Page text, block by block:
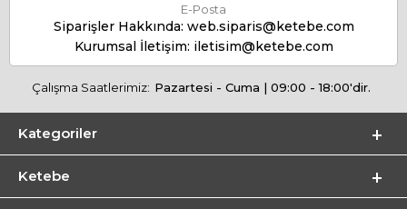
E-Posta
Siparişler Hakkında: web.siparis@ketebe.com
Kurumsal İletişim: iletisim@ketebe.com
Çalışma Saatlerimiz: Pazartesi - Cuma | 09:00 - 18:00'dir.
Kategoriler
Ketebe